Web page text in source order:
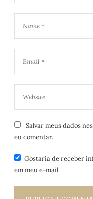
Salvar meus dados
eu comentar.
Gostaria de receber
em meu e-mail.